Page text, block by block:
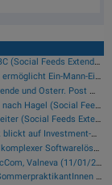
Deutsche Bank zu Inflation und Heimo Scheuch auf CNBC (Social Feeds Extended)
Cleen Energy zur CO2-Reduktion und Palfinger Beifahrer ermöglicht Ein-Mann-Einsätze (Social Feeds Extended)
Erste #glaubandich - künstliche Intelligenz für Energiewende und Österr. Post mit Diplomatischen Beziehungen China - Österreich (Social Feeds Extended)
VIG mit nachhaltiger Geldanlage und Wienerberger hilft nach Hagel (Social Feeds Extended)
BKS zu GeoControl und Frequentis begrüßt neue Mitarbeiter (Social Feeds Extended)
Wienerberger seit 2005 im Vönix und Wiener Privatbank blickt auf Investment-Breakfast zurück (Social Feeds Extended)
S Immo Bruno Ettenauer im Interview und Palfinger mit komplexer Softwarelösung (Social Feeds Extended)
21st Austria weekly - Strabag, Frequentis, Kapsch TrafficCom, Valneva (11/01/2021)
S Immo mit Job-Angebot und Agrana bedankt sich bei SommerpraktikantInnen (Social Feeds Extended)